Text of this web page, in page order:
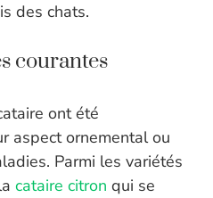
des chats.
courantes
ont été
aspect ornemental ou
Parmi les variétés
cataire citron qui se